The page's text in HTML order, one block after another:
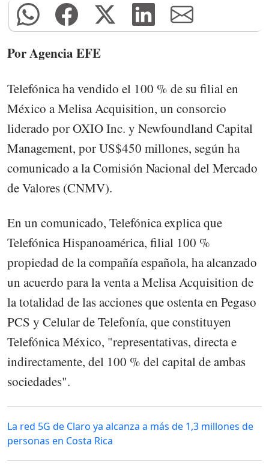
Por Agencia EFE
Telefónica ha vendido el 100 % de su filial en
México a Melisa Acquisition, un consorcio
liderado por OXIO Inc. y Newfoundland Capital
Management, por US$450 millones, según ha
comunicado a la Comisión Nacional del Mercado
de Valores (CNMV).
En un comunicado, Telefónica explica que
Telefónica Hispanoamérica, filial 100 %
propiedad de la compañía española, ha alcanzado
un acuerdo para la venta a Melisa Acquisition de
la totalidad de las acciones que ostenta en Pegaso
PCS y Celular de Telefonía, que constituyen
Telefónica México, "representativas, directa e
indirectamente, del 100 % del capital de ambas
sociedades".
La red 5G de Claro ya alcanza a más de 1,3 millones de
personas en Costa Rica